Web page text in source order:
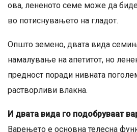
ова, лененото семе може да
во потиснувањето на гладот.
Општо земено, двата вида
намалување на апетитот, но
предност поради нивната
растворливи влакна.
И двата вида го подобруваат
Варењето е основна телесна